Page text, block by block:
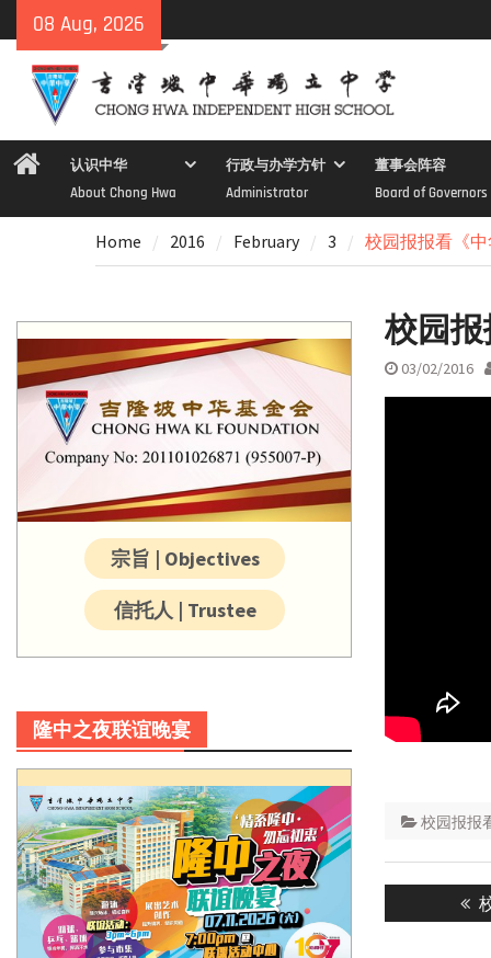
to
content
08 Aug, 2026
Home认识中华
About Chong Hwa
行政与办学方针
Administrator
董事会阵容
Board of Governors
Home 2016 February 3 校园报报看《
校园
03/02/2016
校园报报
Post
宗旨 | Objectives
信托人 | Trustee
隆中之夜联谊晚宴